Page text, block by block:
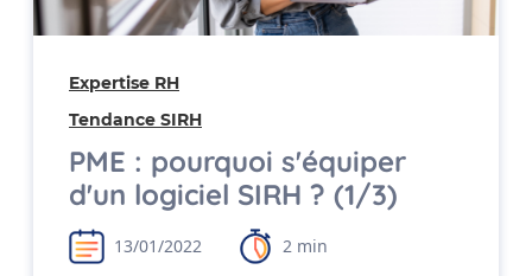
Expertise RH
Tendance SIRH
PME : pourquoi s'équiper
d'un logiciel SIRH ? (1/3)
13/01/2022 2 min